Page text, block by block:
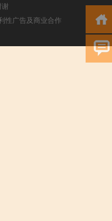
性广告及商业合作